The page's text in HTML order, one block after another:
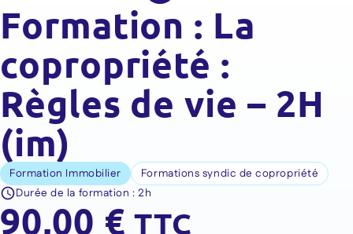
Formation : La
copropriété :
Règles de vie – 2H
(im)
Formation Immobilier
Formations syndic de copropriété
Durée de la formation :2h
90,00 € TTC